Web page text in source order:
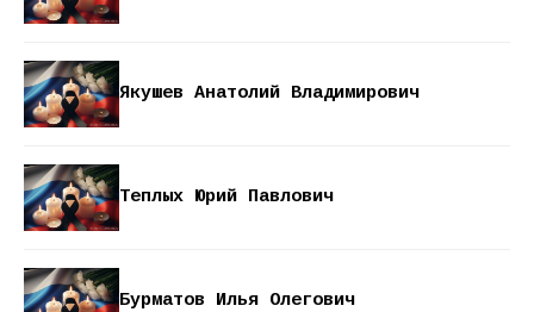
Якушев Анатолий Владимирович
Теплых Юрий Павлович
Бурматов Илья Олегович